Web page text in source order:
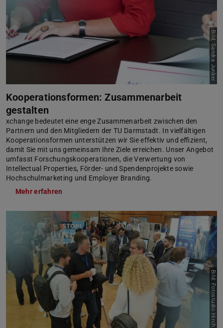
Bild: Sandra Junker
Kooperationsformen: Zusammenarbeit
gestalten
xchange bedeutet eine enge Zusammenarbeit zwischen den
Partnern und den Mitgliedern der TU Darmstadt. In vielfältigen
Kooperationsformen unterstützen wir Sie effektiv und effizient,
damit Sie mit uns gemeinsam Ihre Ziele erreichen. Unser Angebot
umfasst Forschungskooperationen, die Verwertung von
Intellectual Properties, Förder- und Spendenprojekte sowie
Hochschulmarketing und Employer Branding.
Mehr erfahren
Bild: Fotostudio Hirch